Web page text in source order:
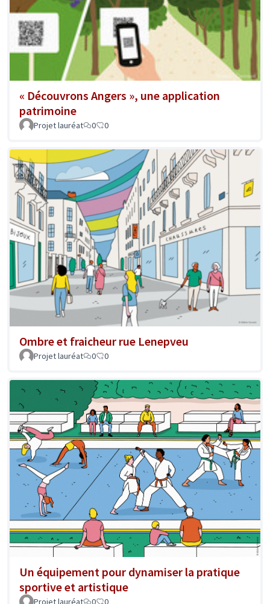
« Découvrons Angers », une application
patrimoine
Projet lauréat 0 0
Ombre et fraicheur rue Lenepveu
Projet lauréat 0 0
Un équipement pour dynamiser la pratique
sportive et artistique
Projet lauréat 0 0